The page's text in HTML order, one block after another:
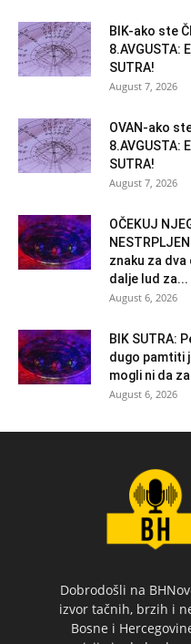
BIK-ako ste
8.AVGUSTA:
SUTRA!
August 7, 2026
OVAN-ako
8.AVGUSTA:
SUTRA!
August 7, 2026
OČEKUJ
znaku za
dalje lud za...
August 6, 2026
BIK SUTRA:
dugo pamtiti
mogli ni da
August 6, 2026
Dobrodošli na
izvor tačnih, brzih i
Bosne i